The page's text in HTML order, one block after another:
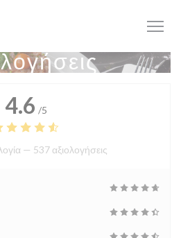
(Cookies)
4.6 /5
— 537 αξιολογήσεις